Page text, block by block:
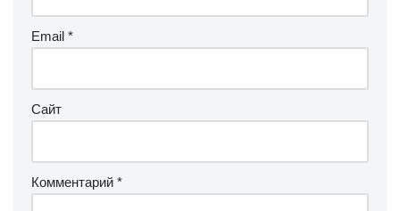
Email *
Сайт
Комментарий *